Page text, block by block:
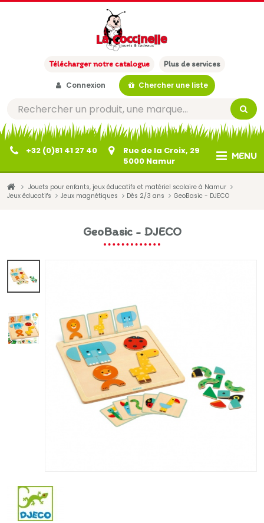
Télécharger notre catalogue Plus de services
Connexion Chercher une liste
MENU
+32 (0)81 41 27 40
Rue de la Croix, 29
5000 Namur
Jouets pour enfants, jeux éducatifs et matériel scolaire à Namur
Jeux éducatifs
Jeux magnétiques Dès 2/3 ans GeoBasic - DJECO
GeoBasic - DJECO